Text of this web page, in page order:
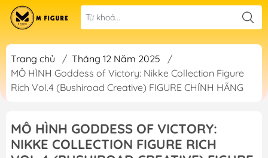
Trang chủ / Tháng 12 Năm 2025
/
MÔ HÌNH Goddess of Victory: Nikke Collection Figure
Rich Vol.4 (Bushiroad Creative) FIGURE CHÍNH HÃNG
MÔ HÌNH GODDESS OF VICTORY:
NIKKE COLLECTION FIGURE RICH